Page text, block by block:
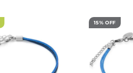
15% OFF